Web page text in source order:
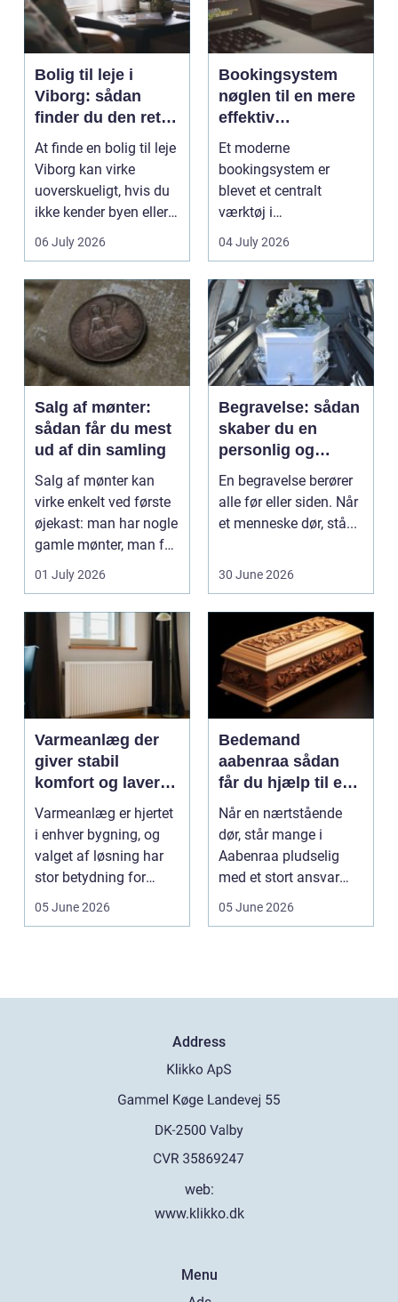
Bolig til leje i
Viborg: sådan
finder du den rette
lejlighed
At finde en bolig til leje
Viborg kan virke
uoverskueligt, hvis du
ikke kender byen eller
det lokale...
06 July 2026
Bookingsystem
nøglen til en mere
effektiv
klinikhverdag
Et moderne
bookingsystem er
blevet et centralt
værktøj i
sundhedssektoren.
Klinikker, praksis og
beh...
04 July 2026
Salg af mønter:
sådan får du mest
ud af din samling
Salg af mønter kan
virke enkelt ved første
øjekast: man har nogle
gamle mønter, man får
dem vurderet...
01 July 2026
Begravelse: sådan
skaber du en
personlig og
respektfuld afsked
En begravelse berører
alle før eller siden. Når
et menneske dør, stå...
30 June 2026
Varmeanlæg der
giver stabil
komfort og lavere
energiregning
Varmeanlæg er hjertet
i enhver bygning, og
valget af løsning har
stor betydning for
b&a...
05 June 2026
Bedemand
aabenraa sådan
får du hjælp til en
værdig afsked
Når en nærtstående
dør, står mange i
Aabenraa pludselig
med et stort ansvar
midt i sorgen.
05 June 2026
Address
web:
www.klikko.dk
Menu